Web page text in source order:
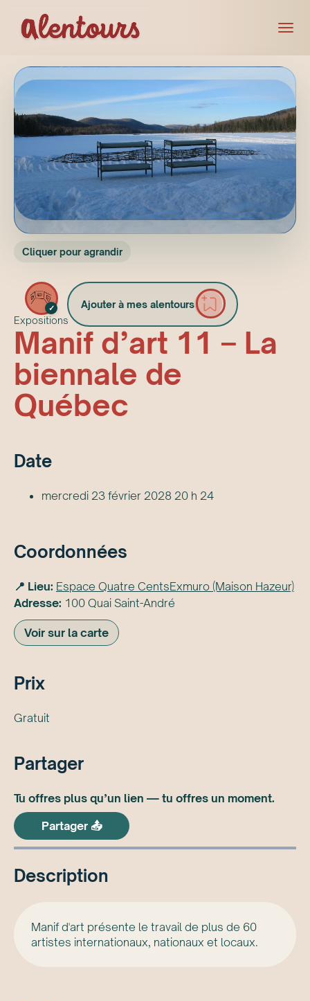
Cliquer pour agrandir
✓
Expositions
Ajouter à mes alentours
Manif d’art 11 – La
biennale de
Québec
Date
mercredi 23 février 2028 20 h 24
Coordonnées
📍 Lieu: Espace Quatre CentsExmuro (Maison Hazeur)
Adresse: 100 Quai Saint-André
Voir sur la carte
Prix
Gratuit
Partager
Tu offres plus qu’un lien — tu offres un moment.
Partager 📤
Description
Manif d'art présente le travail de plus de 60
artistes internationaux, nationaux et locaux.